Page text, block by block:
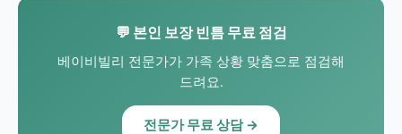
💬 본인 보장 빈틈 무료 점검
베이비빌리 전문가가 가족 상황 맞춤으로 점검해
드려요.
전문가 무료 상담 →